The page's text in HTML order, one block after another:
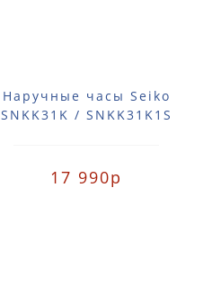
Наручные часы Seiko
SNKK31K / SNKK31K1S
17 990р